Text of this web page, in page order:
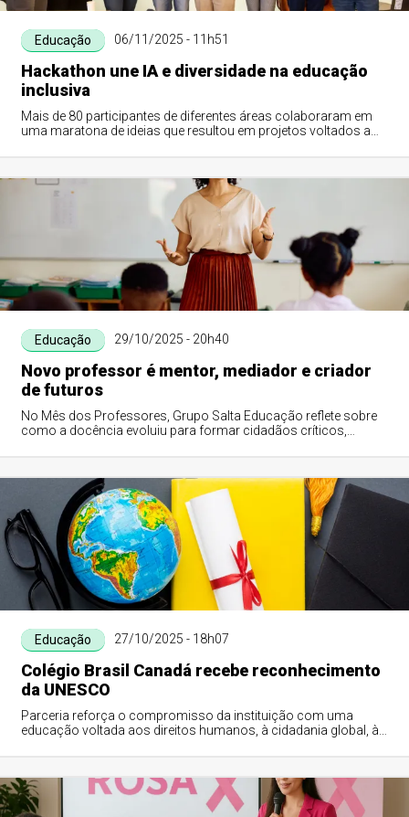
Educação 06/11/2025 - 11h51
Hackathon une IA e diversidade na educação
inclusiva
Mais de 80 participantes de diferentes áreas colaboraram em
uma maratona de ideias que resultou em projetos voltados a
Educação 29/10/2025 - 20h40
Novo professor é mentor, mediador e criador
de futuros
No Mês dos Professores, Grupo Salta Educação reflete sobre
como a docência evoluiu para formar cidadãos críticos,
Educação 27/10/2025 - 18h07
Colégio Brasil Canadá recebe reconhecimento
da UNESCO
Parceria reforça o compromisso da instituição com uma
educação voltada aos direitos humanos, à cidadania global, à